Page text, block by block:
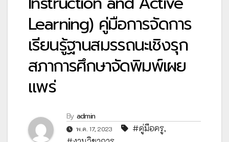
Learning) คู่มือการจัดการ
เรียนรู้ฐานสมรรถนะเชิงรุก
สภาการศึกษาจัดพิมพ์เผย
แพร่
By admin
พ.ค. 17, 2023 #คู่มือครู,